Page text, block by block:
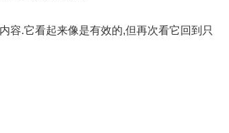
容.它看起来像是有效的,但再次看它回到只